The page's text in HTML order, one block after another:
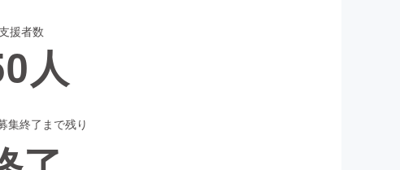
スケア
援者数
人
集終了まで残り